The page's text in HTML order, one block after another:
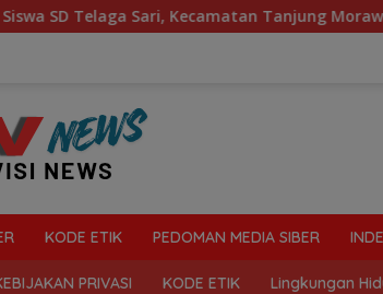
Kecamatan Tanjung Morawa Kelola Sampah
KODE ETIK PEDOMAN MEDIA SIBER
PRIVASI KODE ETIK Lingkungan